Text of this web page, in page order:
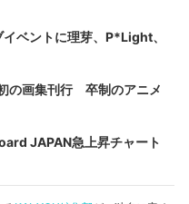
ベントに理芽、P*Light、
の画集刊行 卒制のアニメ
JAPAN急上昇チャート